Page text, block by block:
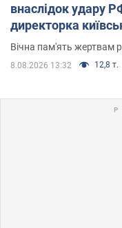
внаслідок удару
директорка
Вічна пам'ять жертвам
8.08.2026 13:32 12,8 т.